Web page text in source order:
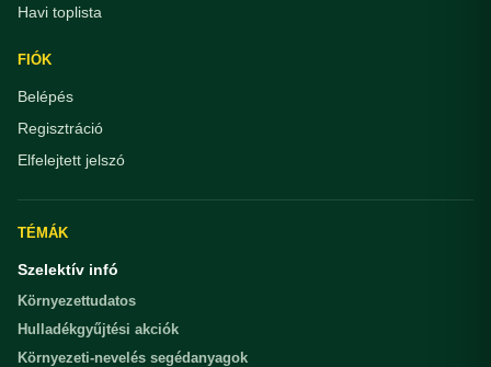
Havi toplista
FIÓK
Belépés
Regisztráció
Elfelejtett jelszó
TÉMÁK
Szelektív infó
Környezettudatos
Hulladékgyűjtési akciók
Környezeti-nevelés segédanyagok